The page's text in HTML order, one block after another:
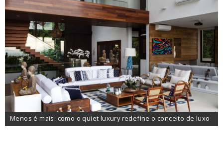
Menos é mais: como o quiet luxury redefine o conceito de luxo